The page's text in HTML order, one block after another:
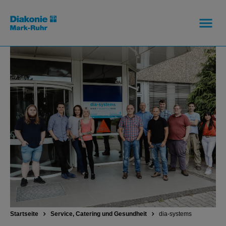
Startseite Service, Catering und Gesundheit dia-systems